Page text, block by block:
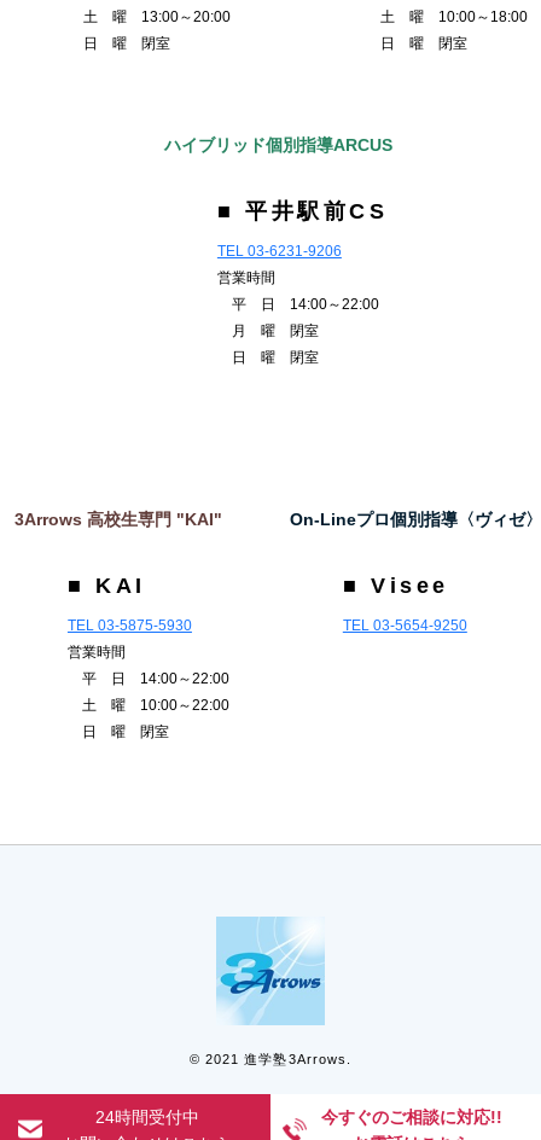
24時間受付中
今すぐのご相談に対応!!
土 曜 13:00～20:00
日 曜 閉室
土 曜 10:00～18:00
日 曜 閉室
ハイブリッド個別指導ARCUS
■ 平井駅前CS
TEL 03-6231-9206
営業時間
平 日 14:00～22:00
月 曜 閉室
日 曜 閉室
3Arrows 高校生専門 "KAI"
■ KAI
TEL 03-5875-5930
営業時間
平 日 14:00～22:00
土 曜 10:00～22:00
日 曜 閉室
On-Lineプロ個別指導〈ヴィゼ〉
■ Visee
TEL 03-5654-9250
© 2021 進学塾3Arrows.